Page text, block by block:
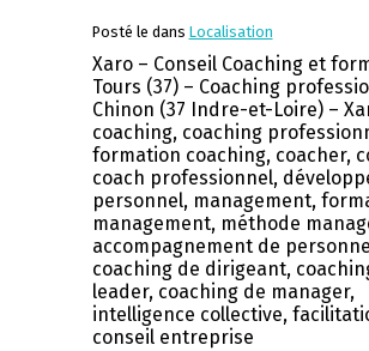
Posté le dans Localisation
Xaro – Conseil Coaching et
Tours (37) – Coaching
Chinon (37 Indre-et-Loire) –
coaching, coaching
formation coaching, coacher,
coach professionnel,
personnel, management,
management, méthode
accompagnement de
coaching de dirigeant,
leader, coaching de manager,
intelligence collective,
conseil entreprise